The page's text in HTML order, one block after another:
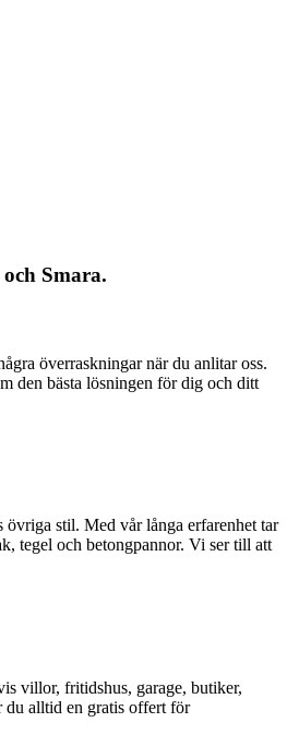
Smara.
överraskningar när du anlitar oss.
den bästa lösningen för dig och ditt
övriga stil. Med vår långa erfarenhet tar
tegel och betongpannor. Vi ser till att
villor, fritidshus, garage, butiker,
du alltid en gratis offert för